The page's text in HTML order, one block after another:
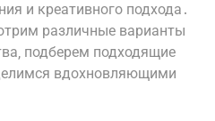
и креативного подхода․
различные варианты
подберем подходящие
вдохновляющими